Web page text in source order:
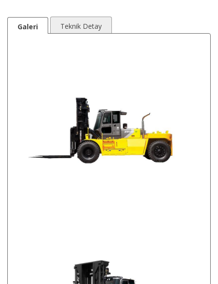
Galeri Teknik Detay